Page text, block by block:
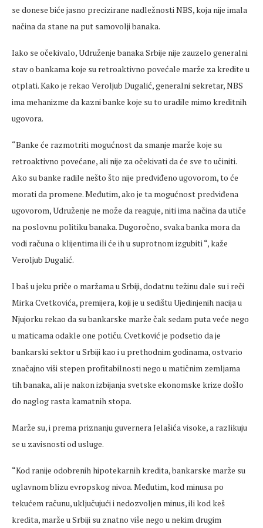
se donese biće jasno precizirane nadležnosti NBS, koja nije imala
načina da stane na put samovolji banaka.
Iako se očekivalo, Udruženje banaka Srbije nije zauzelo generalni
stav o bankama koje su retroaktivno povećale marže za kredite u
otplati. Kako je rekao Veroljub Dugalić, generalni sekretar, NBS
ima mehanizme da kazni banke koje su to uradile mimo kreditnih
ugovora.
“Banke će razmotriti mogućnost da smanje marže koje su
retroaktivno povećane, ali nije za očekivati da će sve to učiniti.
Ako su banke radile nešto što nije predviđeno ugovorom, to će
morati da promene. Međutim, ako je ta mogućnost predviđena
ugovorom, Udruženje ne može da reaguje, niti ima načina da utiče
na poslovnu politiku banaka. Dugoročno, svaka banka mora da
vodi računa o klijentima ili će ih u suprotnom izgubiti “, kaže
Veroljub Dugalić.
I baš u jeku priče o maržama u Srbiji, dodatnu težinu dale su i reči
Mirka Cvetkovića, premijera, koji je u sedištu Ujedinjenih nacija u
Njujorku rekao da su bankarske marže čak sedam puta veće nego
u maticama odakle one potiču. Cvetković je podsetio da je
bankarski sektor u Srbiji kao i u prethodnim godinama, ostvario
značajno viši stepen profitabilnosti nego u matičnim zemljama
tih banaka, ali je nakon izbijanja svetske ekonomske krize došlo
do naglog rasta kamatnih stopa.
Marže su, i prema priznanju guvernera Jelašića visoke, a razlikuju
se u zavisnosti od usluge.
“Kod ranije odobrenih hipotekarnih kredita, bankarske marže su
uglavnom blizu evropskog nivoa. Međutim, kod minusa po
tekućem računu, uključujući i nedozvoljen minus, ili kod keš
kredita, marže u Srbiji su znatno više nego u nekim drugim